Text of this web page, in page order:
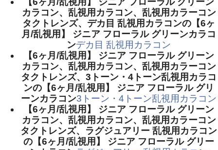
カラコン、乱視用カラコン、乱視用カラーコン
タクトレンズ、デカ目 乱視用カラコンの【6ヶ
月/乱視用】 ジニア フローラル グリーンカラコ
ンデカ目 乱視用カラコン
【6ヶ月/乱視用】 ジニア フローラル グリーン
カラコン、乱視用カラコン、乱視用カラーコン
タクトレンズ、3トーン・4トーン乱視用カラコ
ンの【6ヶ月/乱視用】 ジニア フローラル グリ
ーンカラコン3トーン・4トーン乱視用カラコン
【6ヶ月/乱視用】 ジニア フローラル グリーン
カラコン、乱視用カラコン、乱視用カラーコン
タクトレンズ、ラグジュアリー 乱視用カラコン
の【6ヶ月/乱視用】 ジニア フローラル グリー